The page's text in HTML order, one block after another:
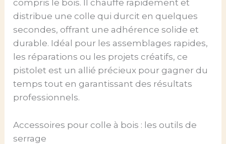
compris le bois. Il chauffe rapidement et
distribue une colle qui durcit en quelques
secondes, offrant une adhérence solide et
durable. Idéal pour les assemblages rapides,
les réparations ou les projets créatifs, ce
pistolet est un allié précieux pour gagner du
temps tout en garantissant des résultats
professionnels.
Accessoires pour colle à bois : les outils de
serrage